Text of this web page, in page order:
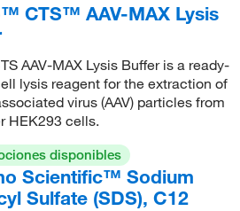
CTS™ AAV-MAX Lysis
AAV-MAX Lysis Buffer is a ready-
lysis reagent for the extraction of
virus (AAV) particles from
HEK293 cells.
disponibles
Scientific™ Sodium
Sulfate (SDS), C12